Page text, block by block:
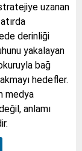
uzanan
derinliği
yakalayan
bağ
hedefler.
medya
anlamı